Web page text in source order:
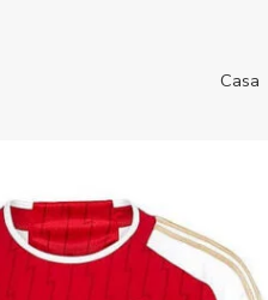
Casa